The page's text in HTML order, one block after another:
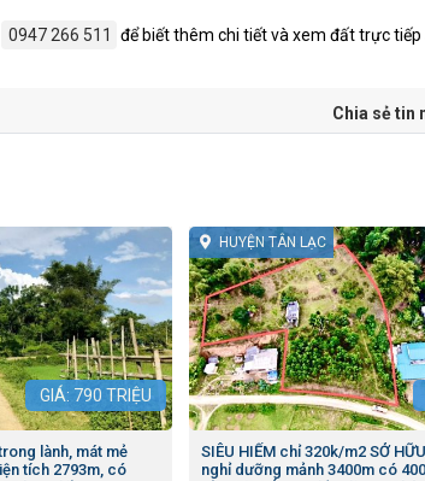
0947 266 511 để biết thêm chi tiết và xem đất trực tiếp
Chia sẻ tin
GIÁ: 790 TRIỆU
lành, mát mẻ
tích 2793m, có
HUYỆN TÂN LẠC
SIÊU HIẾM chỉ 320k/m2 SỞ
nghỉ dưỡng mảnh 3400m có